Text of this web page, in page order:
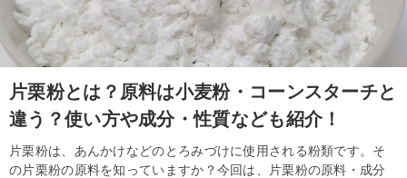
片栗粉とは？原料は小麦粉・コーンスターチと
違う？使い方や成分・性質なども紹介！
片栗粉は、あんかけなどのとろみづけに使用される粉類です。そ
の片栗粉の原料を知っていますか？今回は、片栗粉の原料・成分